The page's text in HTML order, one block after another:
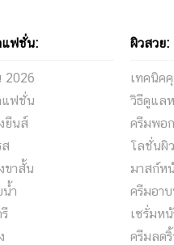
แฟชั่น:
2026
แฟชั่น
ยีนส์
ขาสั้น
น้ำ
ผิวสวย:
เทคนิค
วิธีดูแล
ครีมพอ
โลชั่นผิ
มาสก์ห
ครีมอา
เซรั่มหน้
ครีมลด